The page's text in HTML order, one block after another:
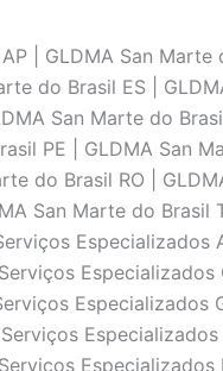
| GLDMA San Marte
do Brasil ES |
San Marte do
PE | GLDMA San
do Brasil RO |
San Marte do Brasil
Especializados
Especializados
Especializados
Especializados
Especializados